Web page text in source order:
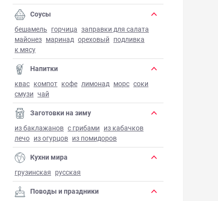
Соусы
бешамель горчица заправки для салата
майонез маринад ореховый подливка
к мясу
Напитки
квас компот кофе лимонад морс соки
смузи чай
Заготовки на зиму
из баклажанов с грибами из кабачков
лечо из огурцов из помидоров
Кухни мира
грузинская русская
Поводы и праздники